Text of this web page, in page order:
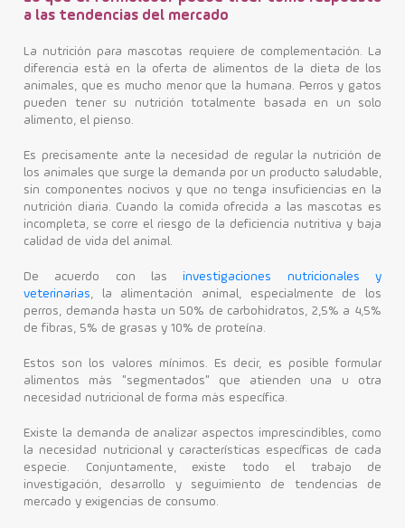
a las tendencias del mercado
La nutrición para mascotas requiere de complementación. La
diferencia está en la oferta de alimentos de la dieta de los
animales, que es mucho menor que la humana. Perros y gatos
pueden tener su nutrición totalmente basada en un solo
alimento, el pienso.
Es precisamente ante la necesidad de regular la nutrición de
los animales que surge la demanda por un producto saludable,
sin componentes nocivos y que no tenga insuficiencias en la
nutrición diaria. Cuando la comida ofrecida a las mascotas es
incompleta, se corre el riesgo de la deficiencia nutritiva y baja
calidad de vida del animal.
De acuerdo con lasinvestigaciones nutricionales y
veterinarias, la alimentación animal, especialmente de los
perros, demanda hasta un 50% de carbohidratos, 2,5% a 4,5%
de fibras, 5% de grasas y 10% de proteína.
Estos son los valores mínimos. Es decir, es posible formular
alimentos más "segmentados" que atienden una u otra
necesidad nutricional de forma más específica.
Existe la demanda de analizar aspectos imprescindibles, como
la necesidad nutricional y características específicas de cada
especie. Conjuntamente, existe todo el trabajo de
investigación, desarrollo y seguimiento de tendencias de
mercado y exigencias de consumo.